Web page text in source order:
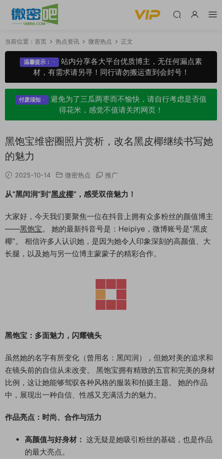
当前位置： 首页 热点资讯 微密热点 正文
温馨提示：
站内分享各大平台优质博主，无任何漏点素
材，有需求请另寻！同行请勿搬运查到会封号！
付废须知
避免为了三瓜两枣而不愉快，请自行考虑是否值
得花米，感觉不值请关闭网页！
黑饱宝维密圈照片赏析，改名黑皮椰继续书写她
的魅力
2025-10-14 微密热点 推广
从“黑闰润”到“黑皮椰”，感受双倍魅力！
大家好，今天我们要聚焦一位在抖音上拥有众多粉丝的颜值博主
——黑饱宝。 她的最新抖音号是：Heipiye，微博账号是“黑皮
椰”。 相信许多人认识她，是因为她令人印象深刻的高颜值、大
长腿，以及她与另一位博主蒙蒙子的精彩合作。
黑饱宝：多面魅力，闪耀镜头
虽然她的名字有所变化（曾用名：黑闰润），但她对美的追求和
在镜头前的自信从未改变。 黑饱宝拥有精致的五官和完美的身材
比例，这让她能够驾驭各种风格的服装和拍摄主题。 她的作品
中，展现出一种自信、性感又充满活力的魅力。
作品亮点：时尚、合作与活力
高颜值与好身材： 这无疑是她吸引粉丝的基础，也是作品
的最大亮点。